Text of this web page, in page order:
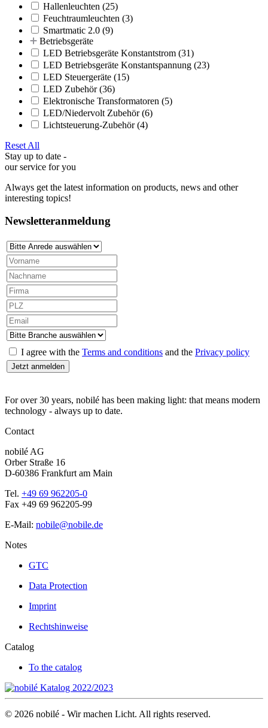
Hallenleuchten (25)
Feuchtraumleuchten (3)
Smartmatic 2.0 (9)
Betriebsgeräte
LED Betriebsgeräte Konstantstrom (31)
LED Betriebsgeräte Konstantspannung (23)
LED Steuergeräte (15)
LED Zubehör(36)
Elektronische Transformatoren (5)
LED/Niedervolt Zubehör(6)
Lichtsteuerung-Zubehör(4)
Reset All
Stay up to date -
our service for you
Always get the latest information on products, news and other
interesting topics!
Newsletteranmeldung
I agree with the Terms and conditions and the Privacy policy
For over 30 years, nobilé has been making light: that means modern
technology - always up to date.
Contact
nobilé AG
Orber Straße 16
D-60386 Frankfurt am Main
Tel. +49 69 962205-0
Fax +49 69 962205-99
E-Mail: nobile@nobile.de
Notes
GTC
Data Protection
Imprint
Rechtshinweise
Catalog
To the catalog
© 2026 nobilé - Wir machen Licht. All rights reserved.